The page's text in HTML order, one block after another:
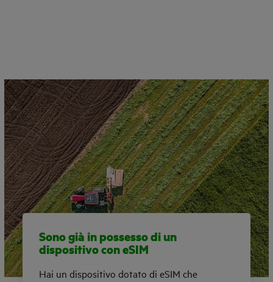
Sono già in possesso di un
dispositivo con eSIM
Hai un dispositivo dotato di eSIM che